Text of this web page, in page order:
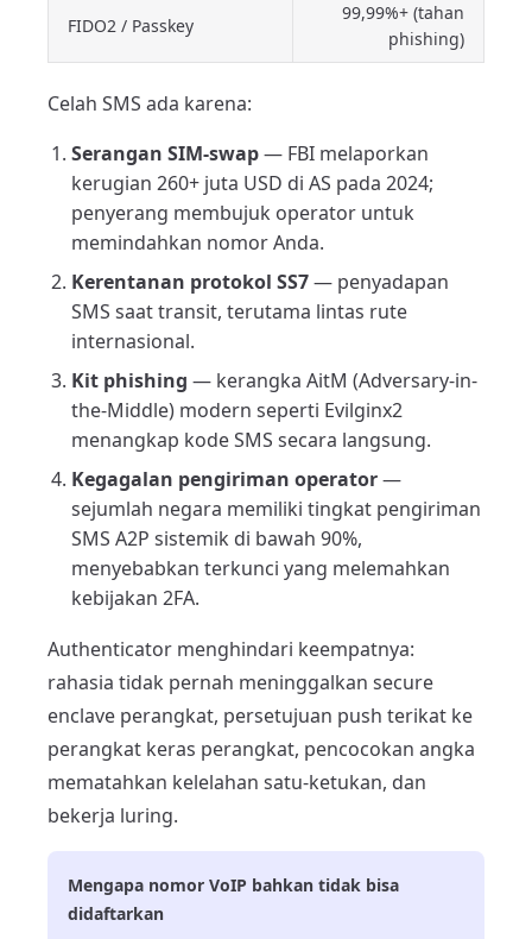
FIDO2 / Passkey
99,99%+ (tahan
phishing)
Celah SMS ada karena:
Serangan SIM-swap— FBI melaporkan
kerugian 260+ juta USD di AS pada 2024;
penyerang membujuk operator untuk
memindahkan nomor Anda.
Kerentanan protokol SS7— penyadapan
SMS saat transit, terutama lintas rute
internasional.
Kit phishing — kerangka AitM (Adversary-in-
the-Middle) modern seperti Evilginx2
menangkap kode SMS secara langsung.
Kegagalan pengiriman operator—
sejumlah negara memiliki tingkat pengiriman
SMS A2P sistemik di bawah 90%,
menyebabkan terkunci yang melemahkan
kebijakan 2FA.
Authenticator menghindari keempatnya:
rahasia tidak pernah meninggalkan secure
enclave perangkat, persetujuan push terikat ke
perangkat keras perangkat, pencocokan angka
mematahkan kelelahan satu-ketukan, dan
bekerja luring.
Mengapa nomor VoIP bahkan tidak bisa
didaftarkan